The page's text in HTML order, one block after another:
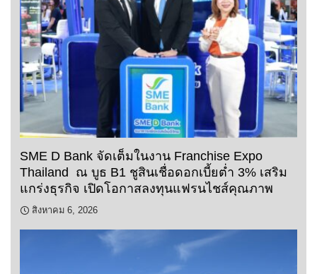
SME D Bank จัดเต็มในงาน Franchise Expo
Thailand ณ บูธ B1 ชูสินเชื่อดอกเบี้ยต่ำ 3% เสริม
แกร่งธุรกิจ เปิดโอกาสลงทุนแฟรนไชส์คุณภาพ
สิงหาคม 6, 2026